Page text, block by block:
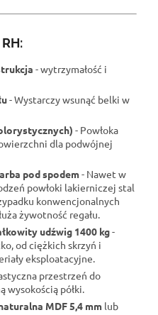
- wytrzymałość i
- Wystarczy wsunąć belki w
- Powłoka
dla podwójnej
pod spodem- Nawet w
powłoki lakierniczej stal
konwencjonalnych
żywotność regału.
udźwig 1400 kg-
od ciężkich skrzyń i
eksploatacyjne.
przestrzeń do
półki.
MDF 5,4 mm lub